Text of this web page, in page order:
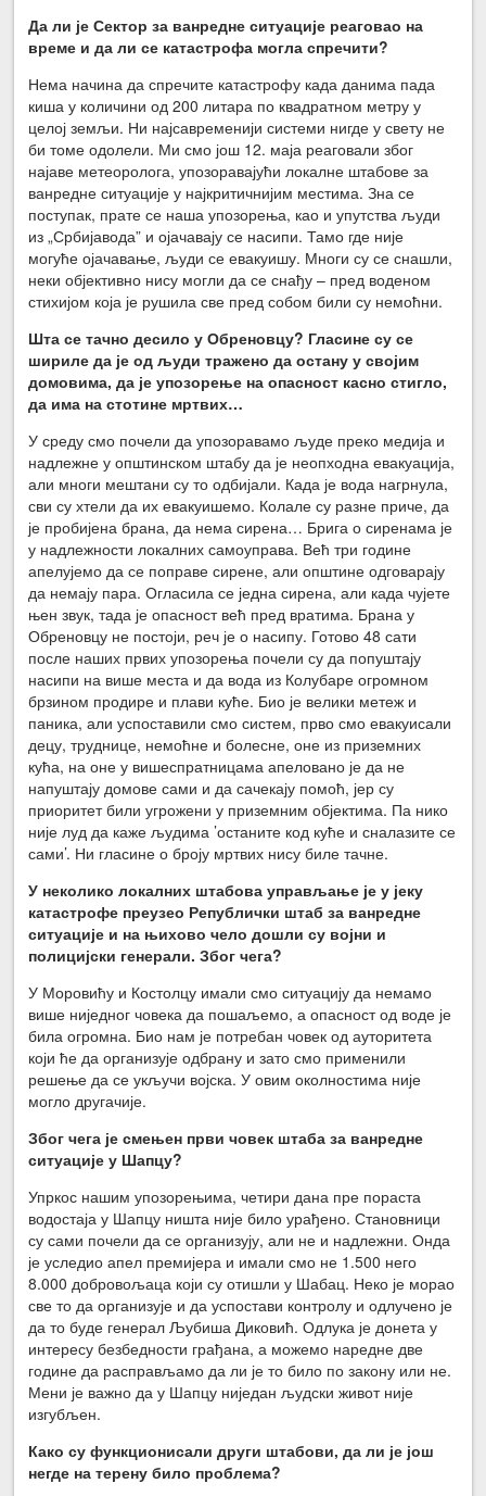
Да ли је Сектор за ванредне ситуације реаговао на
време и да ли се катастрофа могла спречити?
Нема начина да спречите катастрофу када данима пада
киша у количини од 200 литара по квадратном метру у
целој земљи. Ни најсавременији системи нигде у свету не
би томе одолели. Ми смо још 12. маја реаговали због
најаве метеоролога, упозоравајући локалне штабове за
ванредне ситуације у најкритичнијим местима. Зна се
поступак, прате се наша упозорења, као и упутства људи
из „Србијавода” и ојачавају се насипи. Тамо где није
могуће ојачавање, људи се евакуишу. Многи су се снашли,
неки објективно нису могли да се снађу – пред воденом
стихијом која је рушила све пред собом били су немоћни.
Шта се тачно десило у Обреновцу? Гласине су се
шириле да је од људи тражено да остану у својим
домовима, да је упозорење на опасност касно стигло,
да има на стотине мртвих…
У среду смо почели да упозоравамо људе преко медија и
надлежне у општинском штабу да је неопходна евакуација,
али многи мештани су то одбијали. Када је вода нагрнула,
сви су хтели да их евакуишемо. Колале су разне приче, да
је пробијена брана, да нема сирена… Брига о сиренама је
у надлежности локалних самоуправа. Већ три године
апелујемо да се поправе сирене, али општине одговарају
да немају пара. Огласила се једна сирена, али када чујете
њен звук, тада је опасност већ пред вратима. Брана у
Обреновцу не постоји, реч је о насипу. Готово 48 сати
после наших првих упозорења почели су да попуштају
насипи на више места и да вода из Колубаре огромном
брзином продире и плави куће. Био је велики метеж и
паника, али успоставили смо систем, прво смо евакуисали
децу, труднице, немоћне и болесне, оне из приземних
кућа, на оне у вишеспратницама апеловано је да не
напуштају домове сами и да сачекају помоћ, јер су
приоритет били угрожени у приземним објектима. Па нико
није луд да каже људима ’останите код куће и сналазите се
сами’. Ни гласине о броју мртвих нису биле тачне.
У неколико локалних штабова управљање је у јеку
катастрофе преузео Републички штаб за ванредне
ситуације и на њихово чело дошли су војни и
полицијски генерали. Због чега?
У Моровићу и Костолцу имали смо ситуацију да немамо
више ниједног човека да пошаљемо, а опасност од воде је
била огромна. Био нам је потребан човек од ауторитета
који ће да организује одбрану и зато смо применили
решење да се укључи војска. У овим околностима није
могло другачије.
Због чега је смењен први човек штаба за ванредне
ситуације у Шапцу?
Упркос нашим упозорењима, четири дана пре пораста
водостаја у Шапцу ништа није било урађено. Становници
су сами почели да се организују, али не и надлежни. Онда
је уследио апел премијера и имали смо не 1.500 него
8.000 добровољаца који су отишли у Шабац. Неко је морао
све то да организује и да успостави контролу и одлучено је
да то буде генерал Љубиша Диковић. Одлука је донета у
интересу безбедности грађана, а можемо наредне две
године да расправљамо да ли је то било по закону или не.
Мени је важно да у Шапцу ниједан људски живот није
изгубљен.
Како су функционисали други штабови, да ли је још
негде на терену било проблема?